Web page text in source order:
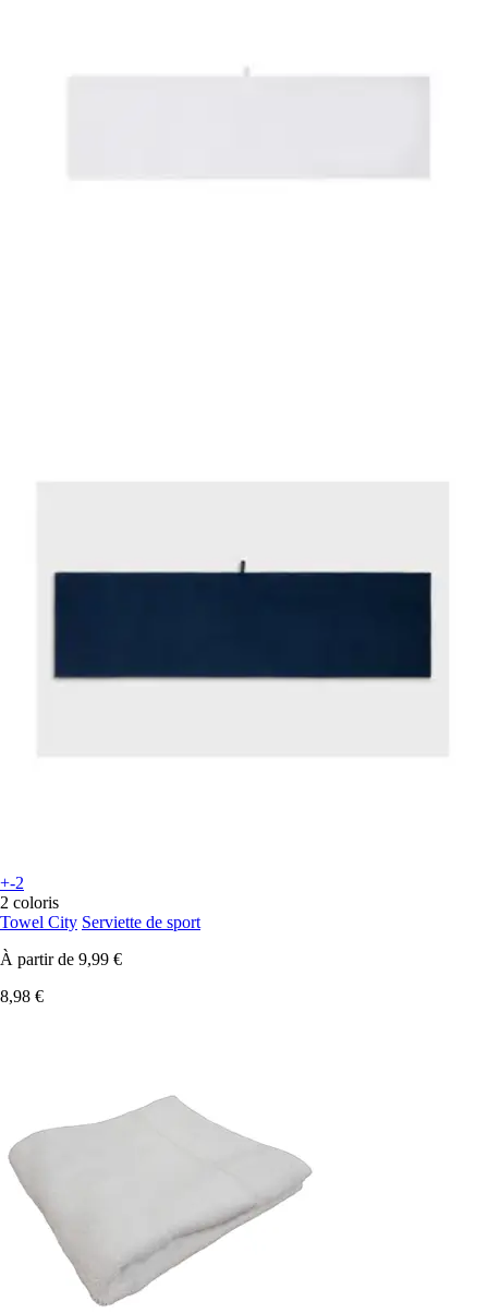
+-2
2 coloris
Towel City Serviette de sport
À partir de 9,99 €
8,98 €